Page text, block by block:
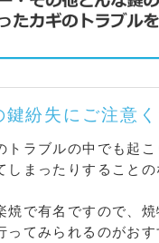
紛失にご注意
トラブルの中でも起
しまったりすること
焼で有名ですので、
ってみられるのがお